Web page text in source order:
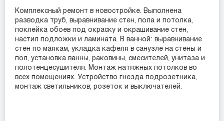
Комплексный ремонт в новостройке. Выполнена
разводка труб, выравнивание стен, пола и потолка,
поклейка обоев под окраску и окрашивание стен,
настил подложки и ламината. В ванной: выравнивание
стен по маякам, укладка кафеля в санузле на стены и
пол, установка ванны, раковины, смесителей, унитаза и
полотенцесушителя. Монтаж натяжных потолков во
всех помещениях. Устройство гнезда подрозетника,
монтаж светильников, розеток и выключателей.